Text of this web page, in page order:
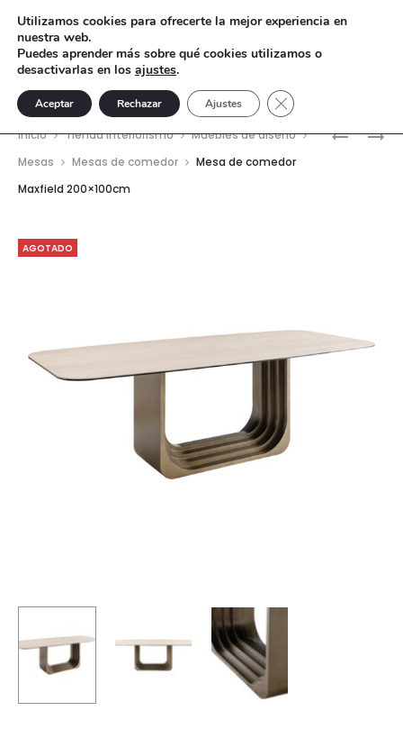
MESA
MESA
Inicio Tienda interiorismo
Muebles de diseño
Mesas
Mesas de comedor
Mesa de comedor
Maxfield 200×100cm
AGOTADO
Utilizamos cookies para ofrecerte la mejor experiencia en
nuestra web.
Puedes aprender más sobre qué cookies utilizamos o
desactivarlas en los ajustes.
Aceptar Rechazar Ajustes Cerrar el banner de